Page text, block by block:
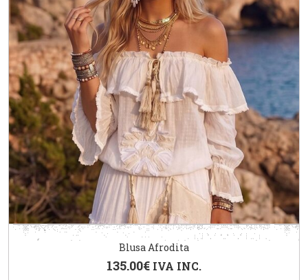
Blusa Afrodita
135.00€ IVA INC.